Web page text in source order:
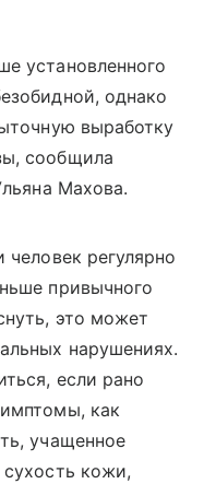
установленного
однако
выработку
сообщила
Махова.
регулярно
привычного
это может
нарушениях.
если рано
как
учащенное
кожи,